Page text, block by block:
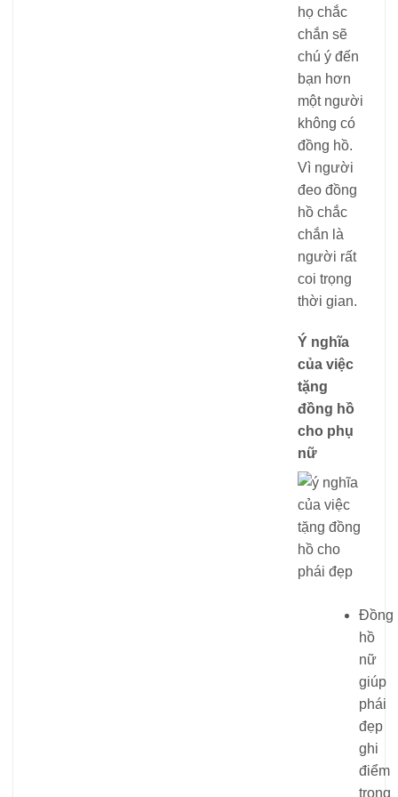
họ chắc
chắn sẽ
chú ý đến
bạn hơn
một người
không có
đồng hồ.
Vì người
đeo đồng
hồ chắc
chắn là
người rất
coi trọng
thời gian.
Ý nghĩa
của việc
tặng
đồng hồ
cho phụ
nữ
Đồng
hồ
nữ
giúp
phái
đẹp
ghi
điểm
trong